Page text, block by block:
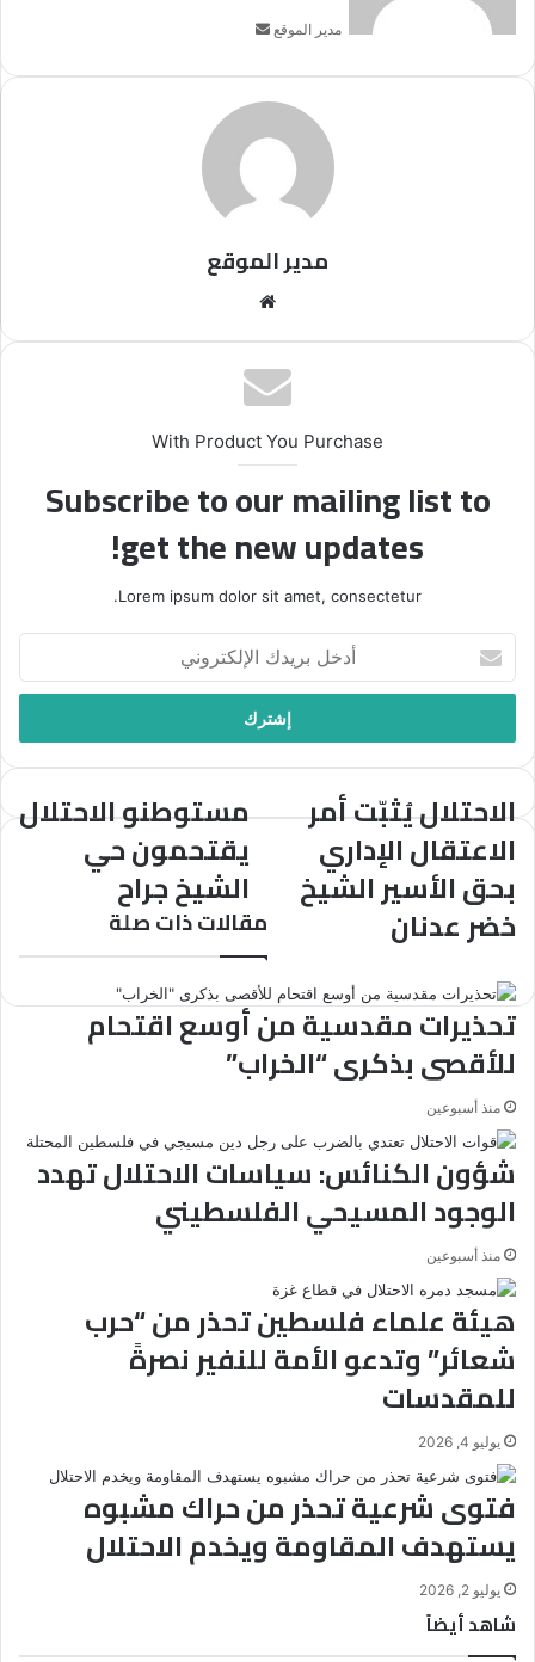
مدير الموقع
مدير الموقع
With Product You Purchase
Subscribe to our mailing list to
get the new updates!
Lorem ipsum dolor sit amet, consectetur.
بريدك
الإلكتروني
الاحتلال
أمر
الاعتقال
الإداري
بحق
الشيخ
خضر
عدنان
الاحتلال يُثبّت أمر
الاعتقال الإداري
بحق الأسير الشيخ
خضر عدنان
مستوطنو
يقتحمون
حي
الشيخ
جراح
مستوطنو الاحتلال
يقتحمون حي
الشيخ جراح
مقالات ذات صلة
تحذيرات مقدسية من أوسع اقتحام
للأقصى بذكرى “الخراب”
منذ أسبوعين
شؤون الكنائس: سياسات الاحتلال تهدد
الوجود المسيحي الفلسطيني
منذ أسبوعين
هيئة علماء فلسطين تحذر من “حرب
شعائر” وتدعو الأمة للنفير نصرةً
للمقدسات
يوليو 4, 2026
فتوى شرعية تحذر من حراك مشبوه
يستهدف المقاومة ويخدم الاحتلال
يوليو 2, 2026
شاهد أيضاً